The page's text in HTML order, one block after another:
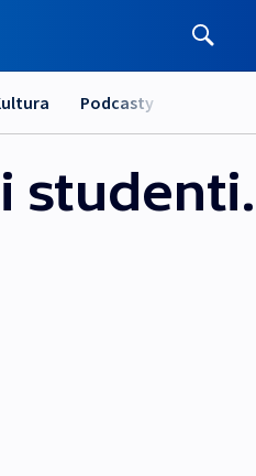
Podcasty
studenti.